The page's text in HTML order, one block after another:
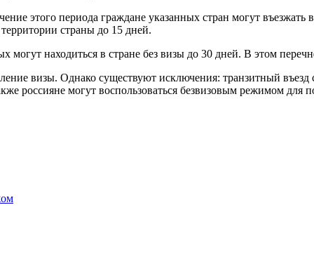
этого периода граждане указанных стран могут
страны до 15 дней.
находиться в стране без визы до 30 дней. В этом
визы. Однако существуют исключения: транзитный въезд
россияне могут воспользоваться безвизовым режимом для